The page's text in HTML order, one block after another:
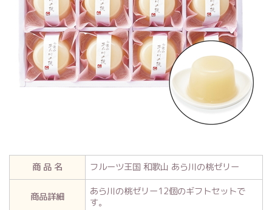
商 品 名 フルーツ王国 和歌山 あら川の桃ゼリー
商品詳細
あら川の桃ゼリー12個のギフトセットで
す。